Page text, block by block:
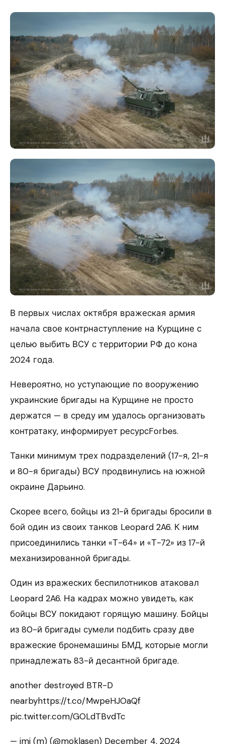
В первых числах октября вражеская армия
начала свое контрнаступление на Курщине с
целью выбить ВСУ с территории РФ до кона
2024 года.
Невероятно, но уступающие по вооружению
украинские бригады на Курщине не просто
держатся — в среду им удалось организовать
контратаку, информирует ресурсForbes.
Танки минимум трех подразделений (17-я, 21-я
и 80-я бригады) ВСУ продвинулись на южной
окраине Дарьино.
Скорее всего, бойцы из 21-й бригады бросили в
бой один из своих танков Leopard 2A6. К ним
присоединились танки «Т-64» и «Т-72» из 17-й
механизированной бригады.
Один из вражеских беспилотников атаковал
Leopard 2A6. На кадрах можно увидеть, как
бойцы ВСУ покидают горящую машину. Бойцы
из 80-й бригады сумели подбить сразу две
вражеские бронемашины БМД, которые могли
принадлежать 83-й десантной бригаде.
another destroyed BTR-D
nearbyhttps://t.co/MwpeHJOaQf
pic.twitter.com/GOLdTBvdTc
— imi (m) (@moklasen) December 4, 2024